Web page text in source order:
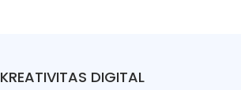
KREATIVITAS DIGITAL